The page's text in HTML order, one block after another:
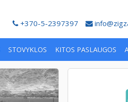
+370-5-2397397
STOVYKLOS KITOS PASLAUGOS